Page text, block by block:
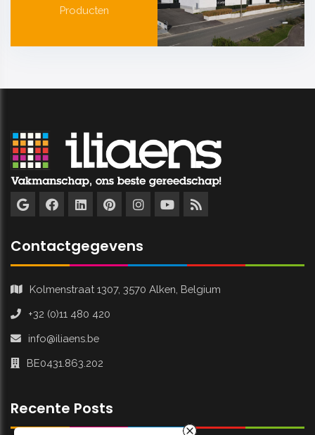
Producten
Contactgegevens
Kolmenstraat 1307, 3570 Alken, Belgium
+32 (0)11 480 420
info@iliaens.be
BE0431.863.202
Recente Posts